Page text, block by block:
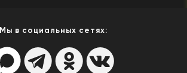
Мы в социальных сетях: